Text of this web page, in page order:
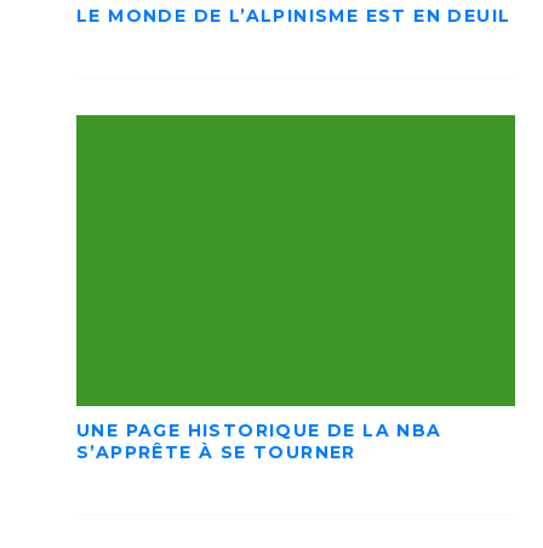
LE MONDE DE L’ALPINISME EST EN DEUIL
UNE PAGE HISTORIQUE DE LA NBA
S’APPRÊTE À SE TOURNER